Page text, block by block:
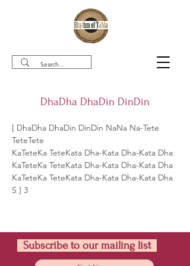
DhaDha DhaDin DinDin
[ DhaDha DhaDin DinDin NaNa Na-Tete
TeteTete
KaTeteKa TeteKata Dha-Kata Dha-Kata Dha
KaTeteKa TeteKata Dha-Kata Dha-Kata Dha
KaTeteKa TeteKata Dha-Kata Dha-Kata Dha
S ] 3
Subscribe to our mailing list